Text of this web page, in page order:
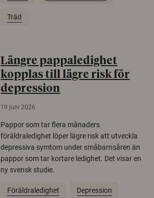
Träd
Längre pappaledighet
kopplas till lägre risk för
depression
19 juni 2026
Pappor som tar flera månaders
föräldraledighet löper lägre risk att utveckla
depressiva symtom under småbarnsåren än
pappor som tar kortare ledighet. Det visar en
ny svensk studie.
Föräldraledighet Depression